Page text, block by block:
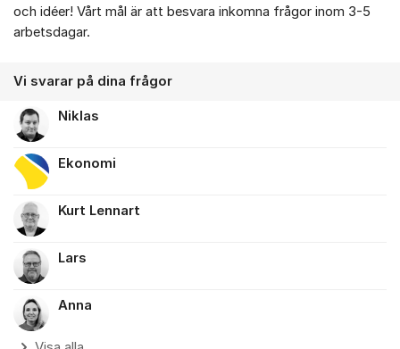
och idéer! Vårt mål är att besvara inkomna frågor inom 3-5
arbetsdagar.
Vi svarar på dina frågor
Niklas
Ekonomi
Kurt Lennart
Lars
Anna